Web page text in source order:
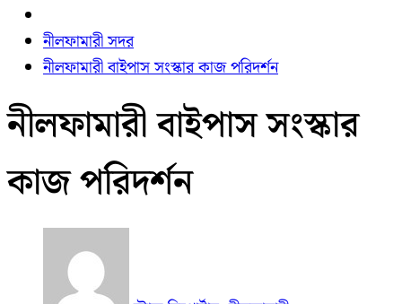
নীলফামারী সদর
নীলফামারী বাইপাস সংস্কার কাজ পরিদর্শন
নীলফামারী বাইপাস সংস্কার
কাজ পরিদর্শন